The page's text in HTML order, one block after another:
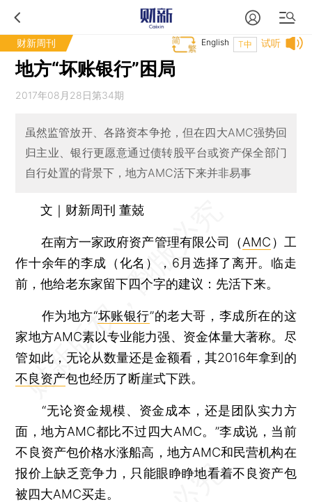
财新周刊 试听
T中
English
地方“坏账银行”困局
2017年08月28日第34期
虽然监管放开、各路资本争抢，但在四大AMC强势回
归主业、银行更愿意通过债转股平台或资产保全部门
自行处置的背景下，地方AMC活下来并非易事
文｜财新周刊 董兢
在南方一家政府资产管理有限公司（AMC ）工
作十余年的李成（化名），6月选择了离开。临走
前，他给老东家留下四个字的建议：先活下来。
作为地方“坏账银行”的老大哥，李成所在的这
家地方AMC素以专业能力强、资金体量大著称。尽
管如此，无论从数量还是金额看，其2016年拿到的
不良资产包也经历了断崖式下跌。
“无论资金规模、资金成本，还是团队实力方
面，地方AMC都比不过四大AMC。”李成说，当前
不良资产包价格水涨船高，地方AMC和民营机构在
报价上缺乏竞争力，只能眼睁睁地看着不良资产包
被四大AMC买走。